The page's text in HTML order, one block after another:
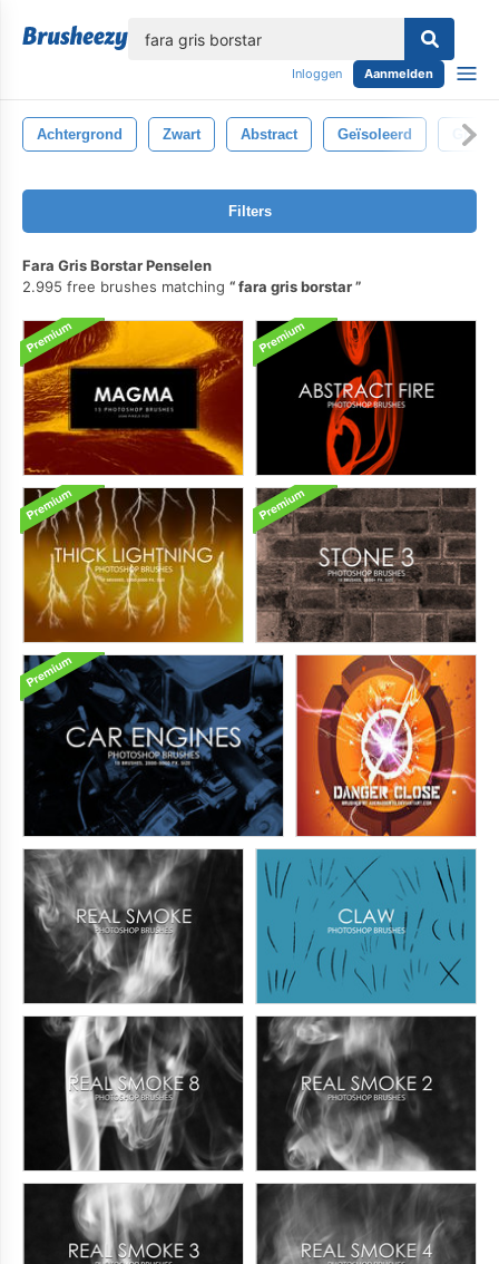
Inloggen Aanmelden
Achtergrond Zwart Abstract Geïsoleerd Grijs
Filters
Fara Gris Borstar Penselen
2.995 free brushes matching
fara gris borstar